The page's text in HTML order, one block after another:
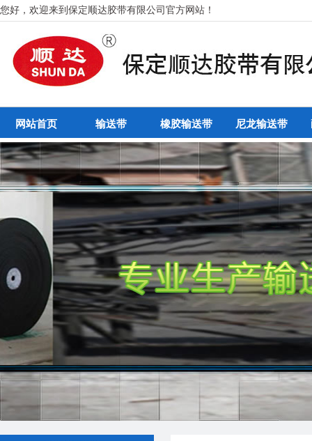
您好，欢迎来到保定顺达胶带有限公司官方网站！
网站首页 输送带 橡胶输送带 尼龙输送带